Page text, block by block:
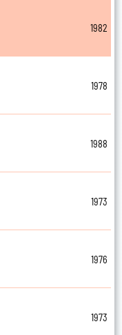
1982
1978
1988
1973
1976
1973